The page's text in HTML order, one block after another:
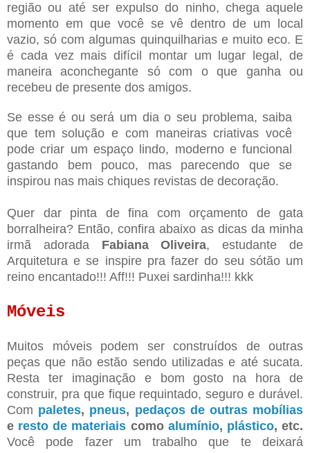
região ou até ser expulso do ninho, chega aquele
momento em que você se vê dentro de um local
vazio, só com algumas quinquilharias e muito eco. E
é cada vez mais difícil montar um lugar legal, de
maneira aconchegante só com o que ganha ou
recebeu de presente dos amigos.
Se esse é ou será um dia o seu problema, saiba
que tem solução e com maneiras criativas você
pode criar um espaço lindo, moderno e funcional
gastando bem pouco, mas parecendo que se
inspirou nas mais chiques revistas de decoração.
Quer dar pinta de fina com orçamento de gata
borralheira? Então, confira abaixo as dicas da minha
irmã adorada Fabiana Oliveira, estudante de
Arquitetura e se inspire pra fazer do seu sótão um
reino encantado!!! Aff!!! Puxei sardinha!!! kkk
Móveis
Muitos móveis podem ser construídos de outras
peças que não estão sendo utilizadas e até sucata.
Resta ter imaginação e bom gosto na hora de
construir, pra que fique requintado, seguro e durável.
Com paletes, pneus, pedaços de outras mobílias
e resto de materiais como alumínio, plástico, etc.
Você pode fazer um trabalho que te deixará